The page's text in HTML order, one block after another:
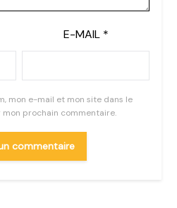
E-MAIL *
mon e-mail et mon site dans le
prochain commentaire.